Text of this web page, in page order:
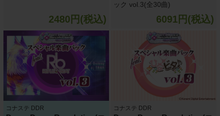
2480円(税込)
ック vol.3(全30曲)
6091円(税込)
コナステ DDR コナステ DDR